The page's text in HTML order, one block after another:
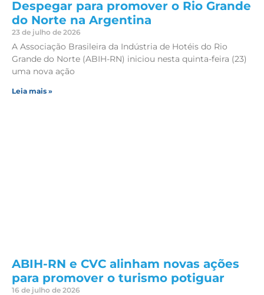
Despegar para promover o Rio Grande
do Norte na Argentina
23 de julho de 2026
A Associação Brasileira da Indústria de Hotéis do Rio
Grande do Norte (ABIH-RN) iniciou nesta quinta-feira (23)
uma nova ação
Leia mais »
ABIH-RN e CVC alinham novas ações
para promover o turismo potiguar
16 de julho de 2026